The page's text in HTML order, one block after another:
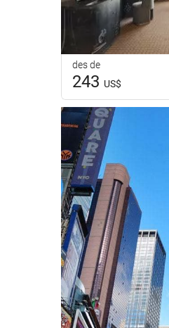
des de
243 US$